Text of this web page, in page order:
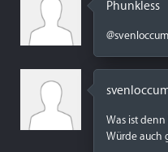
Phunkless
Was ist
Würde auch